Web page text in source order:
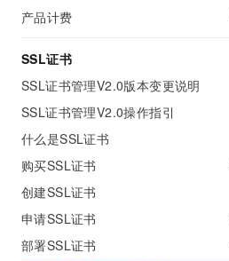
产品计费
SSL证书
SSL证书管理V2.0版本变更说明
SSL证书管理V2.0操作指引
什么是SSL证书
购买SSL证书
创建SSL证书
申请SSL证书
部署SSL证书
容器
存储
网络与CDN
安全
中间件
大数据计算
大数据
现代化应用
安全
网络
可观测
上云与迁云
企业出海